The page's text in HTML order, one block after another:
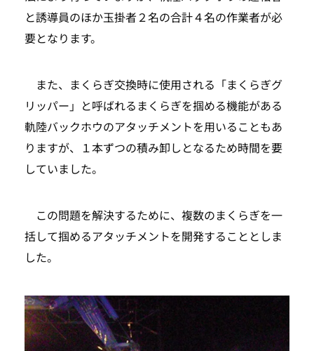
と誘導員のほか玉掛者２名の合計４名の作業者が必
要となります。
また、まくらぎ交換時に使用される「まくらぎグ
リッパー」と呼ばれるまくらぎを掴める機能がある
軌陸バックホウのアタッチメントを用いることもあ
りますが、１本ずつの積み卸しとなるため時間を要
していました。
この問題を解決するために、複数のまくらぎを一
括して掴めるアタッチメントを開発することとしま
した。